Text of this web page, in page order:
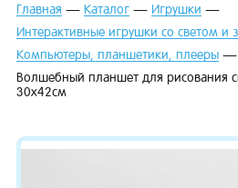
Главная Каталог
Игрушки
Интерактивные игрушки со светом и
Компьютеры, планшетики, плееры
Волшебный планшет для рисования
30х42см